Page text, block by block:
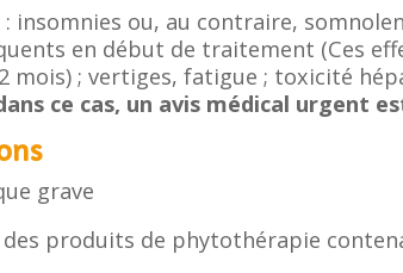
insomnies ou, au contraire,
en début de traitement (Ces
mois) ; vertiges, fatigue ; toxicité
ce cas, un avis médical urgent
grave
des produits de phytothérapie